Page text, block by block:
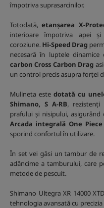
împotriva suprasarcinilor.
Totodată,etanșarea X-
interioare împotriva apei
coroziune. Hi-Speed Drag
necesară în luptele
carbon Cross Carbon Drag
un control precis asupra forței
Mulineta estedotată cu
Shimano, S A-RB, rezistenți
prafului și nisipului,
Arcada integrală One
sporind confortul în utilizare.
În set vei găsi un tambur de
adâncime a tamburului, care
metode de pescuit.
Shimano Ultegra XR 14000
tehnologia avansată cu